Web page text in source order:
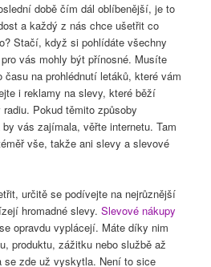
době čím dál oblíbenější, je to
a každý z nás chce ušetřit co
Stačí, když si pohlídáte všechny
vás mohly být přínosné. Musíte
na prohlédnutí letáků, které vám
i reklamy na slevy, které běží
Pokud těmito způsoby
vás zajímala, věřte internetu. Tam
vše, takže ani slevy a slevové
určitě se podívejte na nejrůznější
hromadné slevy.Slevové nákupy
opravdu vyplácejí. Máte díky nim
produktu, zážitku nebo službě až
se zde už vyskytla. Není to sice